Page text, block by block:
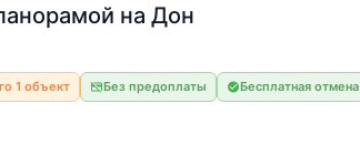
на Дон
1 объект Без предоплаты Бесплатная отмена